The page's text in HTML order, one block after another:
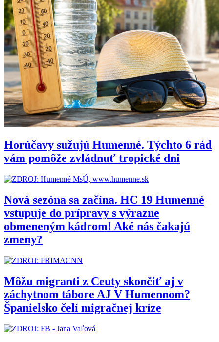
Horúčavy sužujú Humenné. Týchto 6 rád
vám pomôže zvládnuť tropické dni
Nová sezóna sa začína. HC 19 Humenné
vstupuje do prípravy s výrazne
obmeneným kádrom! Aké nás čakajú
zmeny?
Môžu migranti z Ceuty skončiť aj v
záchytnom tábore AJ V Humennom?
Španielsko čelí migračnej kríze